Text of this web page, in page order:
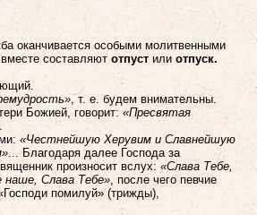
оканчивается особыми молитвенными
составляют отпустили отпуск.
, т. е. будем внимательны.
Божией, говорит: «Пресвятая
«Честнейшую Херувим и Славнейшую
... Благодаря далее Господа за
произносит вслух: «Слава Тебе,
наше, Слава Тебе», после чего певчие
помилуй» (трижды),